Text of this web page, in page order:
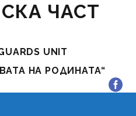
ЧАСТ
UNIT
НА РОДИНАТА“